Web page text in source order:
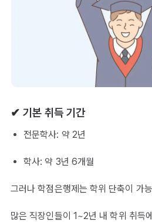
✔ 기본 취득 기간
전문학사: 약 2년
학사: 약 3년 6개월
그러나 학점은행제는 학위 단축이 가
많은 직장인들이 1~2년 내 학위 취득